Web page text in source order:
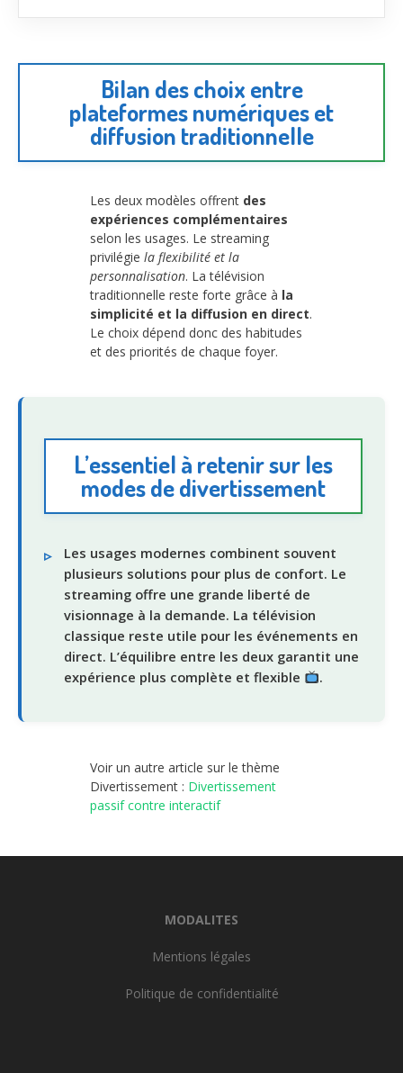
Bilan des choix entre
plateformes numériques et
diffusion traditionnelle
Les deux modèles offrent des
expériences complémentaires
selon les usages. Le streaming
privilégie la flexibilité et la
personnalisation. La télévision
traditionnelle reste forte grâce à la
simplicité et la diffusion en direct.
Le choix dépend donc des habitudes
et des priorités de chaque foyer.
L’essentiel à retenir sur les
modes de divertissement
Les usages modernes combinent souvent
plusieurs solutions pour plus de confort. Le
streaming offre une grande liberté de
visionnage à la demande. La télévision
classique reste utile pour les événements en
direct. L’équilibre entre les deux garantit une
expérience plus complète et flexible
.
Voir un autre article sur le thème
Divertissement : Divertissement
passif contre interactif
MODALITES
Mentions légales
Politique de confidentialité